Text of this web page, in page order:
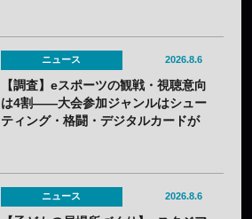
ニュース 2026.8.6
【調査】eスポーツの観戦・視聴意向
は4割——大会参加ジャンルはシュー
ティング・格闘・デジタルカードが
ニュース 2026.8.6